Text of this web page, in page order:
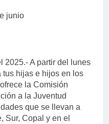
junio
2025.- A partir del lunes
hijas e hijos en los
la Comisión
a la Juventud
que se llevan a
Sur, Copal y en el